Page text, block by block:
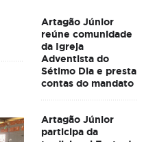
Artagão Júnior
reúne comunidade
da Igreja
Adventista do
Sétimo Dia e presta
contas do mandato
Artagão Júnior
participa da